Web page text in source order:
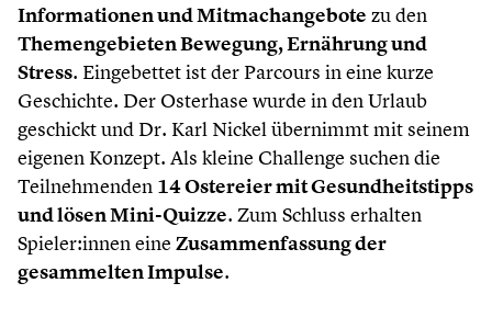
Informationen und Mitmachangebote zu den
Themengebieten Bewegung, Ernährung und
Stress. Eingebettet ist der Parcours in eine kurze
Geschichte. Der Osterhase wurde in den Urlaub
geschickt und Dr. Karl Nickel übernimmt mit seinem
eigenen Konzept. Als kleine Challenge suchen die
Teilnehmenden 14 Ostereier mit Gesundheitstipps
und lösen Mini-Quizze. Zum Schluss erhalten
Spieler:innen eine Zusammenfassung der
gesammelten Impulse.